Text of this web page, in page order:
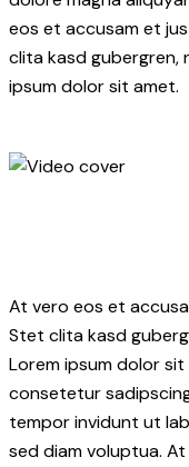
eos et accusam et
clita kasd gubergren,
ipsum dolor sit amet.
At vero eos et
Stet clita kasd
Lorem ipsum dolor
consetetur
tempor invidunt ut
sed diam voluptua.